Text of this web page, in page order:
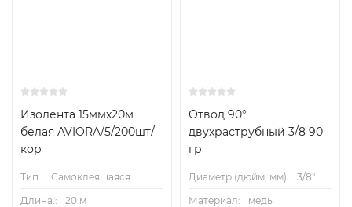
Изолента 15ммх20м
белая AVIORA/5/200шт/
кор
Тип.:
Самоклеящаяся
Длина.:
20 м
Отвод 90°
двухраструбный 3/8 90
гр
Диаметр (дюйм, мм):
3/8"
Материал:
медь